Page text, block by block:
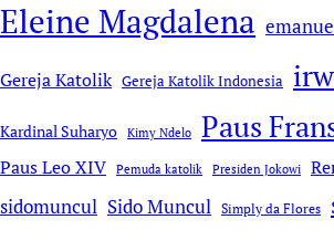
Eleine Magdalena
Gereja Katolik Gereja Katolik Indonesia
Kardinal Suharyo Kimy Ndelo Paus
Paus Leo XIV Pemuda katolik Presiden Jokowi
sidomuncul Sido Muncul Simply da Flores